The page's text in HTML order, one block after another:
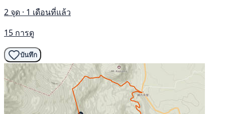
2 จุด · 1 เดือนที่แล้ว
15 การดู
บันทึก